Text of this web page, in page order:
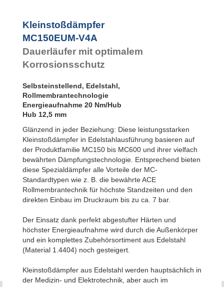
SC²300 bis
SC²650
MA30 bis MA900
PET20 bis
PET27
Kleinstoßdämpfer
MC150EUM-V4A
Dauerläufer mit optimalem
Korrosionsschutz
Selbsteinstellend, Edelstahl,
Rollmembrantechnologie
Energieaufnahme 20 Nm/Hub
Hub 12,5 mm
Glänzend in jeder Beziehung: Diese leistungsstarken
Kleinstoßdämpfer in Edelstahlausführung basieren auf
der Produktfamilie MC150 bis MC600 und ihrer vielfach
bewährten Dämpfungstechnologie. Entsprechend bieten
diese Spezialdämpfer alle Vorteile der MC-
Standardtypen wie z. B. die bewährte ACE
Rollmembrantechnik für höchste Standzeiten und den
direkten Einbau im Druckraum bis zu ca. 7 bar.
Der Einsatz dank perfekt abgestufter Härten und
höchster Energieaufnahme wird durch die Außenkörper
und ein komplettes Zubehörsortiment aus Edelstahl
(Material 1.4404) noch gesteigert.
Kleinstoßdämpfer aus Edelstahl werden hauptsächlich in
der Medizin- und Elektrotechnik, aber auch im